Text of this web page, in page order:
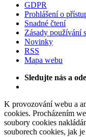
GDPR
Prohlášení o
Snadné čtení
Zásady používání
Novinky
RSS
Mapa webu
Sledujte nás a
K provozování webu a
cookies. Procházením
soubory cookies
souborech cookies, jak